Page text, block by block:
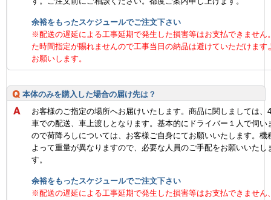
余裕をもったスケジュールでご注文下さい
※配送の遅延による工事延期で発生した損害等はお支払できません
た時間指定が賜れませんので工事当日の納品は避けていただけます
お願いします。
本体のみを購入した場合の届け先は？
お客様のご指定の場所へお届けいたします。商品に関しましては、
車での配送、車上渡しとなります。基本的にドライバー１人で伺い
ので荷降ろしについては、お客様ご自身にてお願いいたします。機
よって重量が異なりますので、必要な人員のご手配をお願いいたし
す。
余裕をもったスケジュールでご注文下さい
※配送の遅延による工事延期で発生した損害等はお支払できません